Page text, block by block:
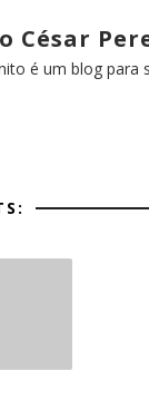
César
é um blog para